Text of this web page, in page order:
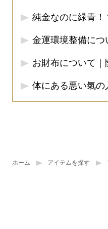
ホーム アイテムを探す
純金なのに緑青
金運環境整備に
お財布について
体にある悪い氣